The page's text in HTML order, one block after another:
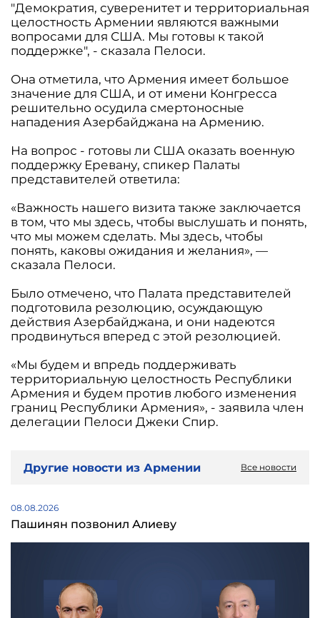
"Демократия, суверенитет и территориальная
целостность Армении являются важными
вопросами для США. Мы готовы к такой
поддержке", - сказала Пелоси.
Она отметила, что Армения имеет большое
значение для США, и от имени Конгресса
решительно осудила смертоносные
нападения Азербайджана на Армению.
На вопрос - готовы ли США оказать военную
поддержку Еревану, спикер Палаты
представителей ответила:
«Важность нашего визита также заключается
в том, что мы здесь, чтобы выслушать и понять,
что мы можем сделать. Мы здесь, чтобы
понять, каковы ожидания и желания», —
сказала Пелоси.
Было отмечено, что Палата представителей
подготовила резолюцию, осуждающую
действия Азербайджана, и они надеются
продвинуться вперед с этой резолюцией.
«Мы будем и впредь поддерживать
территориальную целостность Республики
Армения и будем против любого изменения
границ Республики Армения», - заявила член
делегации Пелоси Джеки Спир.
Другие новости из Армении Все новости
08.08.2026
Пашинян позвонил Алиеву